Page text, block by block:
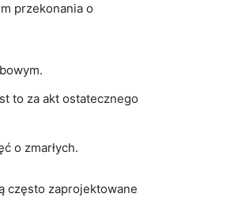
przekonania o
to za akt ostatecznego
o zmarłych.
często zaprojektowane